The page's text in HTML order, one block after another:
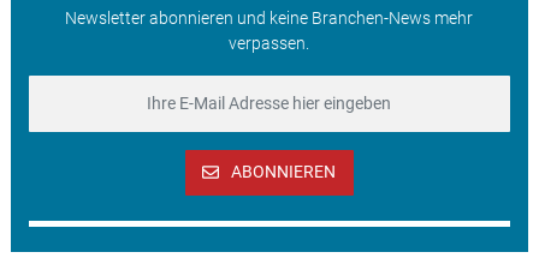
Newsletter abonnieren und keine Branchen-News mehr
verpassen.
ABONNIEREN